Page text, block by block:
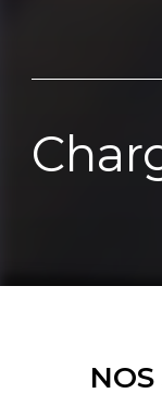
NOS